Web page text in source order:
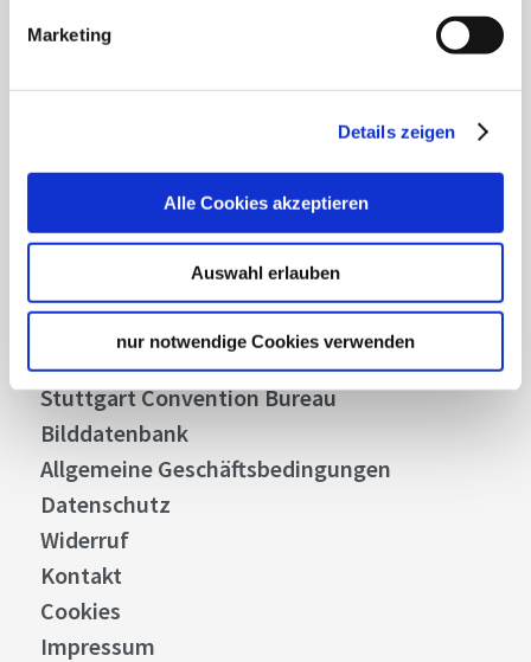
Marketing
Details zeigen
Alle Cookies akzeptieren
Auswahl erlauben
nur notwendige Cookies verwenden
Stuttgart und Region immer up-to-date.
Über uns
Business
Stuttgart Convention Bureau
Bilddatenbank
Allgemeine Geschäftsbedingungen
Datenschutz
Widerruf
Kontakt
Cookies
Impressum